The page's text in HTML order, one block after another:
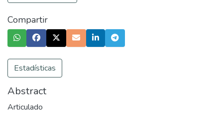
Compartir
Estadísticas
Abstract
Articulado